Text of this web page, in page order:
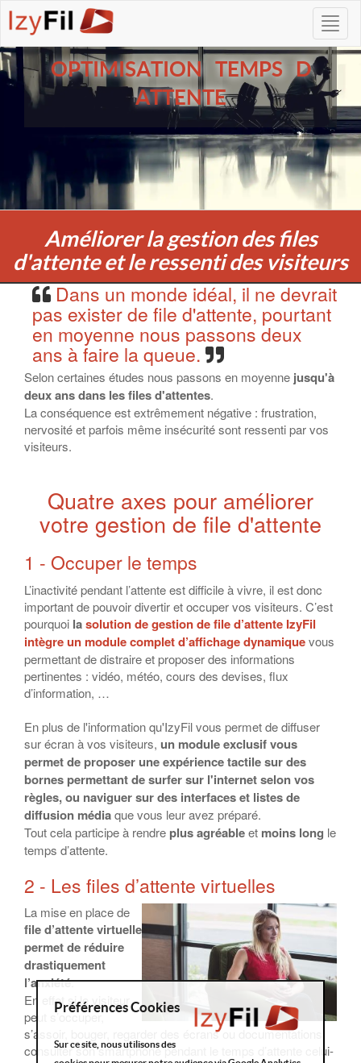
OPTIMISATION TEMPS D
ATTENTE
Améliorer la gestion des files
d'attente et le ressenti des visiteurs
Dans un monde idéal, il ne devrait
pas exister de file d'attente, pourtant
en moyenne nous passons deux
ans à faire la queue.
Selon certaines études nous passons en moyenne jusqu'à
deux ans dans les files d'attentes.
La conséquence est extrêmement négative : frustration,
nervosité et parfois même insécurité sont ressenti par vos
visiteurs.
Quatre axes pour améliorer
votre gestion de file d'attente
1 - Occuper le temps
L’inactivité pendant l’attente est difficile à vivre, il est donc
important de pouvoir divertir et occuper vos visiteurs. C’est
pourquoi lasolution de gestion de file d’attente IzyFil
intègreun module complet d’affichage dynamiquevous
permettant de distraire et proposer des informations
pertinentes : vidéo, météo, cours des devises, flux
d’information, …
En plus de l'information qu'IzyFil vous permet de diffuser
sur écran à vos visiteurs, un module exclusif vous
permet de proposer une expérience tactile sur des
bornes permettant de surfer sur l'internet selon vos
règles, ou naviguer sur des interfaces et listes de
diffusion médiaque vous leur avez préparé.
Tout cela participe à rendre plus agréableet moins long le
temps d’attente.
2 - Les files d’attente virtuelles
La mise en place de
file d’attente virtuelle
permet de réduire
drastiquement
l’anxiété.
En effet si le visiteur
peut s’occuper,
s’assoir, bouger, regarder des écrans ou documentations,
consulter son smartphone pendant le temps d’attente celui-
Préférences Cookies
Sur ce site, nous utilisons des